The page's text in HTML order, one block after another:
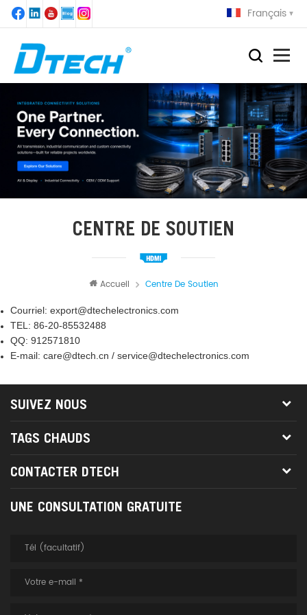
Français
CENTRE DE SOUTIEN
Accueil Centre De Soutien
Courriel: export@dtechelectronics.com
TEL: 86-20-85532488
QQ: 912571810
E-mail: care@dtech.cn / service@dtechelectronics.com
SUIVEZ NOUS
TAGS CHAUDS
CONTACTER DTECH
UNE CONSULTATION GRATUITE